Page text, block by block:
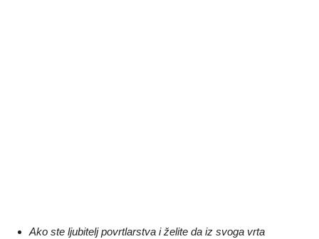
Ako ste ljubitelj povrtlarstva i želite da iz svoga vrta